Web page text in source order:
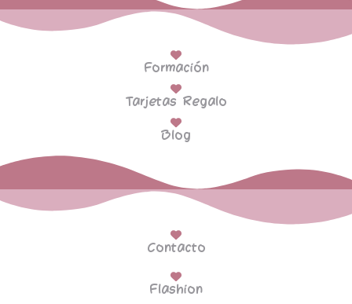
Formación
Tarjetas Regalo
Blog
Contacto
Flashion